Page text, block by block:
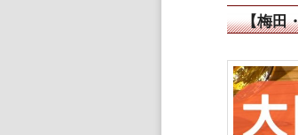
【梅田